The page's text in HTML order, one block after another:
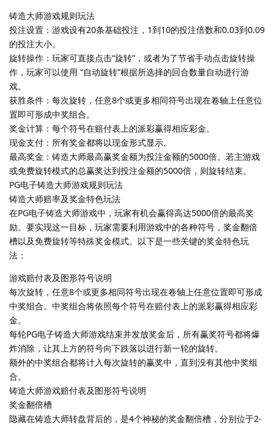
铸造大师游戏规则玩法
投注设置：游戏设有20条基础投注，1到10的投注倍数和0.03到0.09
的投注大小。
旋转操作：玩家可直接点击“旋转”，或者为了节省手动点击旋转操
作，玩家可以使用 “自动旋转”根据所选择的回合数量自动进行游
戏。
获胜条件：每次旋转，任意8个或更多相同符号出现在卷轴上任意位
置即可形成中奖组合。
奖金计算：每个符号在赔付表上的派彩赢得相应彩金。
现金支付：所有奖金都将以现金形式显示。
最高奖金：铸造大师最高赢奖金额为投注金额的5000倍。若主游戏
或免费旋转模式的总赢奖达到投注金额的5000倍，则旋转结束。
PG电子铸造大师游戏规则玩法
铸造大师赔率及奖金特色玩法
在PG电子铸造大师游戏中，玩家有机会赢得高达5000倍的最高奖
励。要实现这一目标，玩家需要利用游戏中的各种符号，奖金翻倍
槽以及免费旋转等特殊奖金模式。以下是一些关键的奖金特色玩
法：
游戏赔付表及图形符号说明
每次旋转，任意8个或更多相同符号出现在卷轴上任意位置即可形成
中奖组合。中奖组合将依照每个符号在赔付表上的派彩赢得相应彩
金。
每轮PG电子铸造大师游戏结束并发放奖金后，所有赢奖符号都将爆
炸消除，让其上方的符号向下跌落以进行新一轮的旋转。
额外的中奖组合都将计入每次旋转的赢奖中，直到没有其他中奖组
合。
铸造大师游戏赔付表及图形符号说明
奖金翻倍槽
隐藏在铸造大师转盘背后的，是4个神秘的奖金翻倍槽，分别位于2-